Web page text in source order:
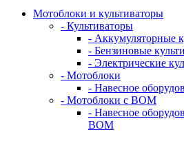
Мотоблоки и культиваторы
- Культиваторы
- Аккумуляторные
- Бензиновые
- Электрические
- Мотоблоки
- Навесное
- Мотоблоки с ВОМ
- Навесное
ВОМ